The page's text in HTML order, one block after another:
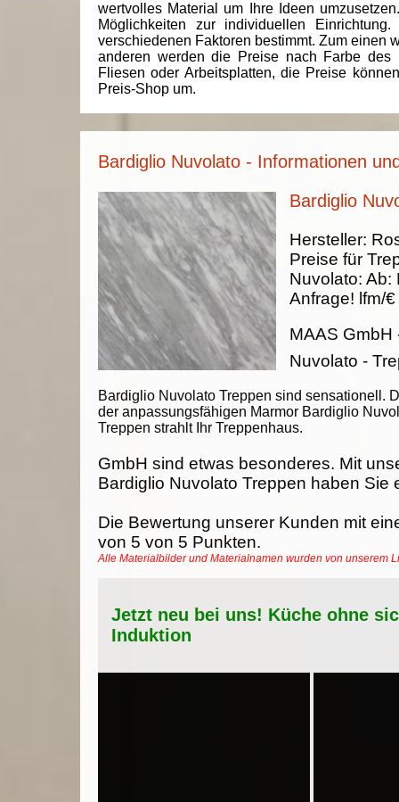
wertvolles Material um Ihre Ideen
Möglichkeiten zur individuellen
verschiedenen Faktoren bestimmt. Zum einen
anderen werden die Preise nach Farbe des
Fliesen oder Arbeitsplatten, die Preise
Preis-Shop um.
Bardiglio Nuvolato - Informationen
Bardiglio
Bardiglio Nuvolato Treppen sind sensationell.
der anpassungsfähigen Marmor Bardiglio
Treppen strahlt Ihr Treppenhaus.
Hersteller:
Preise für
Nuvolato: Ab:
Anfrage! lfm/€
MAAS GmbH
Nuvolato -
GmbH sind etwas besonderes. Mit
Bardiglio Nuvolato Treppen haben Sie
Die Bewertung unserer Kunden mit
von 5 von 5 Punkten.
Alle Materialbilder und Materialnamen wurden von unserem
Jetzt neu bei uns! Küche ohne
Induktion